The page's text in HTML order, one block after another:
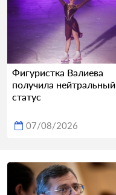
Фигуристка Валиева
получила нейтральный
статус
07/08/2026